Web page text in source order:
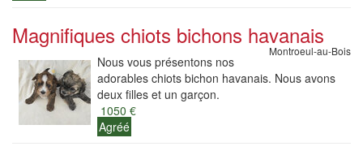
Magnifiques chiots bichons havanais
Montroeul-au-Bois
Nous vous présentons nos
adorables chiots bichon havanais. Nous avons
deux filles et un garçon.
1050 €
Agréé